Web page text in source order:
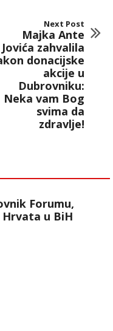
Next Post
Majka Ante
Jovića zahvalila
donacijske
akcije u
Dubrovniku:
Neka vam Bog
svima da
zdravlje!
Forumu,
u BiH